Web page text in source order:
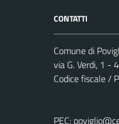
CONTATTI
Comune di
via G. Verdi, 1 -
Codice fiscale /
PEC: